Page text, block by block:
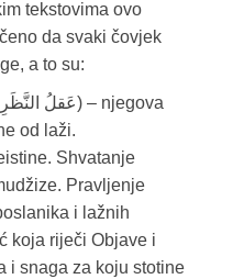
tekstovima ovo
da svaki čovjek
a to su:
od laži.
Shvatanje
Pravljenje
i lažnih
koja riječi Objave i
i snaga za koju stotine